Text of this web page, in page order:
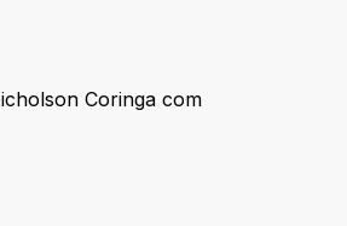
Coringa com